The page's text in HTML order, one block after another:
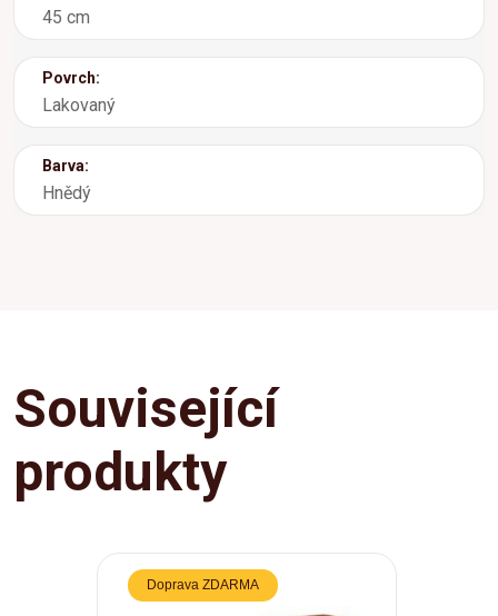
45 cm
Povrch:
Lakovaný
Barva:
Hnědý
Související
produkty
Doprava ZDARMA